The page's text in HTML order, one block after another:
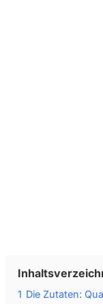
1 Die Zutaten: